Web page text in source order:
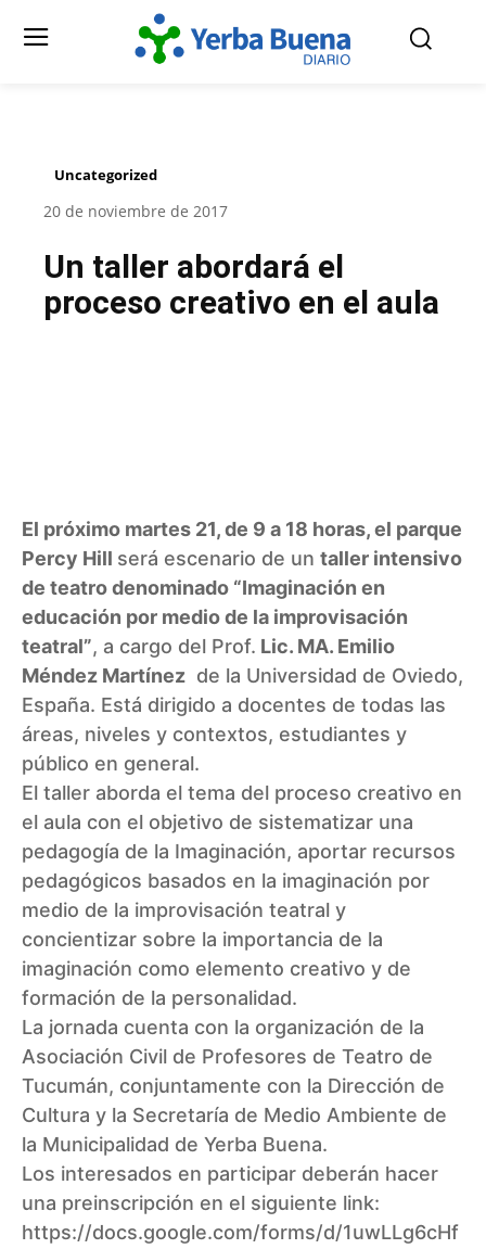
Uncategorized
20 de noviembre de 2017
Un taller abordará el
proceso creativo en el aula
El próximo martes 21, de 9 a 18 horas, el parque
Percy Hill será escenario de un taller intensivo
de teatro denominado “Imaginación en
educación por medio de la improvisación
teatral”, a cargo del Prof. Lic. MA. Emilio
Méndez Martínez de la Universidad de Oviedo,
España. Está dirigido a docentes de todas las
áreas, niveles y contextos, estudiantes y
público en general.
El taller aborda el tema del proceso creativo en
el aula con el objetivo de sistematizar una
pedagogía de la Imaginación, aportar recursos
pedagógicos basados en la imaginación por
medio de la improvisación teatral y
concientizar sobre la importancia de la
imaginación como elemento creativo y de
formación de la personalidad.
La jornada cuenta con la organización de la
Asociación Civil de Profesores de Teatro de
Tucumán, conjuntamente con la Dirección de
Cultura y la Secretaría de Medio Ambiente de
la Municipalidad de Yerba Buena.
Los interesados en participar deberán hacer
una preinscripción en el siguiente link:
https://docs.google.com/forms/d/1uwLLg6cHf